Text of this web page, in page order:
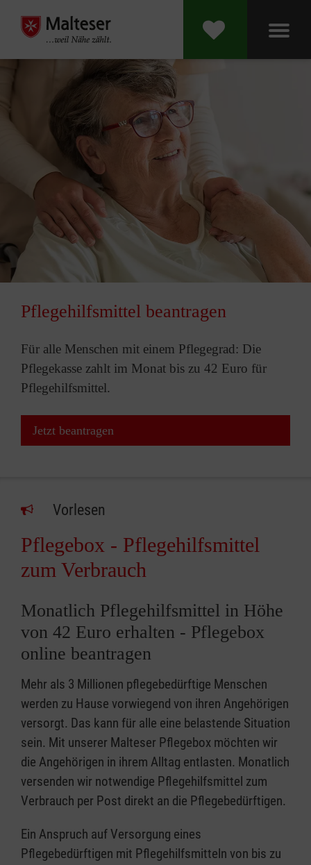
Pflegehilfsmittel beantragen
Für alle Menschen mit einem Pflegegrad: Die
Pflegekasse zahlt im Monat bis zu 42 Euro für
Pflegehilfsmittel.
Jetzt beantragen
Vorlesen
Pflegebox - Pflegehilfsmittel
zum Verbrauch
Monatlich Pflegehilfsmittel in Höhe
von 42 Euro erhalten - Pflegebox
online beantragen
Mehr als 3 Millionen pflegebedürftige Menschen
werden zu Hause vorwiegend von ihren Angehörigen
versorgt. Das kann für alle eine belastende Situation
sein. Mit unserer Malteser Pflegebox möchten wir
die Angehörigen in ihrem Alltag entlasten. Monatlich
versenden wir notwendige Pflegehilfsmittel zum
Verbrauch per Post direkt an die Pflegebedürftigen.
Ein Anspruch auf Versorgung eines
Pflegebedürftigen mit Pflegehilfsmitteln von bis zu